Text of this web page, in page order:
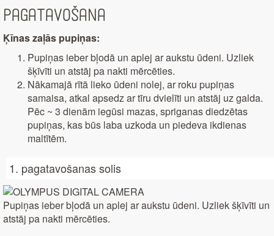
Pagatavošana
Ķīnas zaļās pupiņas:
Pupiņas ieber bļodā un aplej ar aukstu ūdeni. Uzliek
šķīvīti un atstāj pa nakti mērcēties.
Nākamajā rītā lieko ūdeni nolej, ar roku pupiņas
samaisa, atkal apsedz ar tīru dvielīti un atstāj uz galda.
Pēc ~ 3 dienām iegūsi mazas, spriganas diedzētas
pupiņas, kas būs laba uzkoda un piedeva ikdienas
maltītēm.
1. pagatavošanas solis
Pupiņas ieber bļodā un aplej ar aukstu ūdeni. Uzliek šķīvīti un
atstāj pa nakti mērcēties.